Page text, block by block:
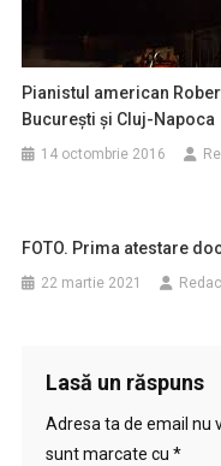
Pianistul american
București și Cluj-Napoca
14 octombrie 2016
FOTO. Prima atestare
22 martie 2021
Lasă un răspuns
Adresa ta de email nu
sunt marcate cu *